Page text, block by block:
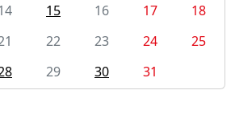
15 16 17
18
22 23 24
25
29 30 31